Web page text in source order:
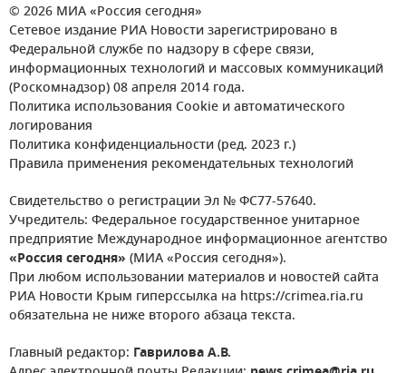
© 2026 МИА «Россия сегодня»
Сетевое издание РИА Новости зарегистрировано в
Федеральной службе по надзору в сфере связи,
информационных технологий и массовых коммуникаций
(Роскомнадзор) 08 апреля 2014 года.
Политика использования Cookie и автоматического
логирования
Политика конфиденциальности (ред. 2023 г.)
Правила применения рекомендательных технологий
Свидетельство о регистрации Эл № ФС77-57640.
Учредитель: Федеральное государственное унитарное
предприятие Международное информационное агентство
«Россия сегодня» (МИА «Россия сегодня»).
При любом использовании материалов и новостей сайта
РИА Новости Крым гиперссылка на https://crimea.ria.ru
обязательна не ниже второго абзаца текста.
Главный редактор: Гаврилова А.В.